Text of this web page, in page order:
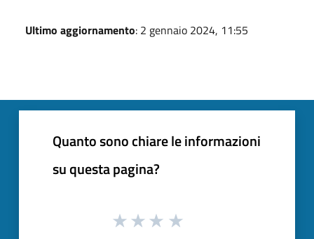
Ultimo aggiornamento: 2 gennaio 2024, 11:55
Quanto sono chiare le informazioni
su questa pagina?